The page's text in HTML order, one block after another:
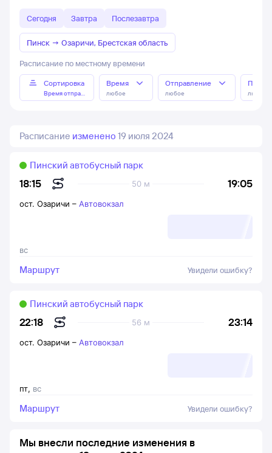
Сегодня Завтра Послезавтра
Пинск → Озаричи, Брестская область
Расписание по местному времени
Сортировка
Время отправления
Время
любое
Отправление
любое любое
Расписание изменено 19 июля 2024
18:15 19:05
50 м
Пинский автобусный парк
вс
ост. Озаричи – Автовокзал
Маршрут Увидели ошибку?
22:18 23:14
56 м
Пинский автобусный парк
пт, вс
ост. Озаричи – Автовокзал
Маршрут Увидели ошибку?
Мы внесли последние изменения в